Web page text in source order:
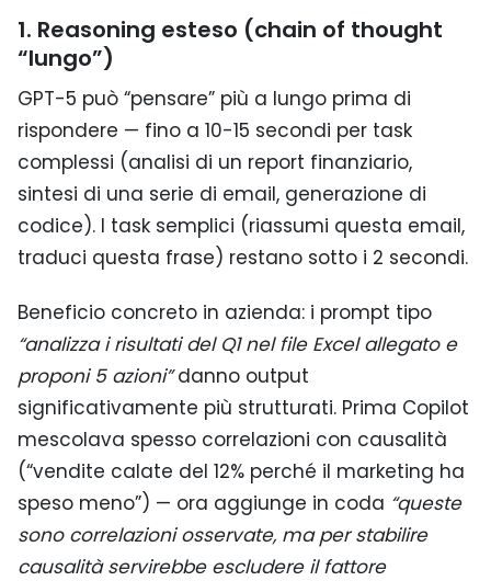
1. Reasoning esteso (chain of thought
“lungo”)
GPT-5 può “pensare” più a lungo prima di
rispondere — fino a 10-15 secondi per task
complessi (analisi di un report finanziario,
sintesi di una serie di email, generazione di
codice). I task semplici (riassumi questa email,
traduci questa frase) restano sotto i 2 secondi.
Beneficio concreto in azienda: i prompt tipo
“analizza i risultati del Q1 nel file Excel allegato e
proponi 5 azioni”danno output
significativamente più strutturati. Prima Copilot
mescolava spesso correlazioni con causalità
(“vendite calate del 12% perché il marketing ha
speso meno”) — ora aggiunge in coda “queste
sono correlazioni osservate, ma per stabilire
causalità servirebbe escludere il fattore